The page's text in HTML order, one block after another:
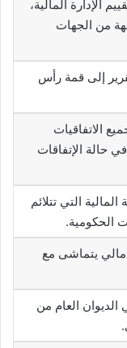
الإدارة المالية،
من الجهات
إلى قمة رأس
الاتفاقيات
حالة الإتفاقات
التي تتلائم
الحكومية.
مالي يتماشى مع
العام من